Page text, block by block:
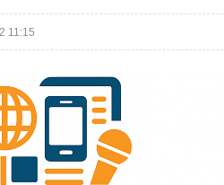
11:15